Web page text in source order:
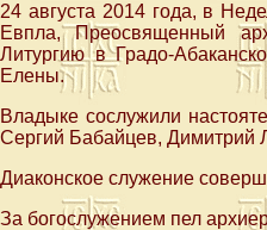
24 августа 2014 года, в
Евпла, Преосвященный
Литургию в Градо-
Елены.
Владыке сослужили
Сергий Бабайцев, Димитрий
Диаконское служение
За богослужением пел